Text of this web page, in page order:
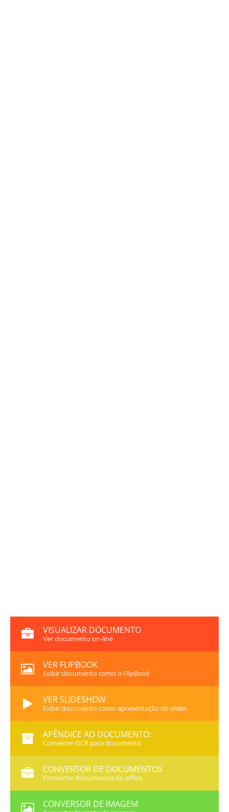
VISUALIZAR DOCUMENTO
Ver documento on-line
VER FLIPBOOK
Exibir documento como o FlipBook
VER SLIDESHOW
Exibir documento como apresentação de slides
APÊNDICE AO DOCUMENTO:
Converter OCR para documento
CONVERSOR DE DOCUMENTOS
Converter documentos do office
CONVERSOR DE IMAGEM